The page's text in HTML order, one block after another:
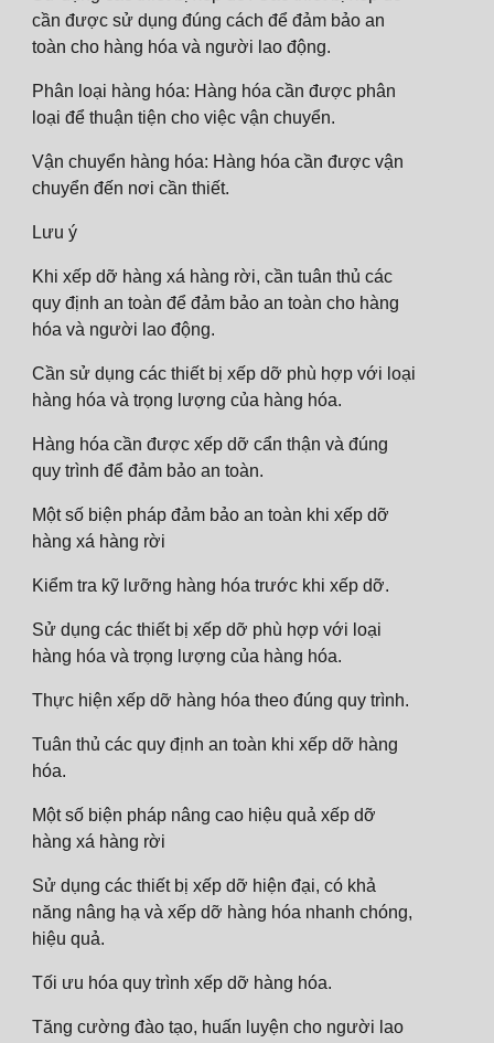
cần được sử dụng đúng cách để đảm bảo an
toàn cho hàng hóa và người lao động.
Phân loại hàng hóa: Hàng hóa cần được phân
loại để thuận tiện cho việc vận chuyển.
Vận chuyển hàng hóa: Hàng hóa cần được vận
chuyển đến nơi cần thiết.
Lưu ý
Khi xếp dỡ hàng xá hàng rời, cần tuân thủ các
quy định an toàn để đảm bảo an toàn cho hàng
hóa và người lao động.
Cần sử dụng các thiết bị xếp dỡ phù hợp với loại
hàng hóa và trọng lượng của hàng hóa.
Hàng hóa cần được xếp dỡ cẩn thận và đúng
quy trình để đảm bảo an toàn.
Một số biện pháp đảm bảo an toàn khi xếp dỡ
hàng xá hàng rời
Kiểm tra kỹ lưỡng hàng hóa trước khi xếp dỡ.
Sử dụng các thiết bị xếp dỡ phù hợp với loại
hàng hóa và trọng lượng của hàng hóa.
Thực hiện xếp dỡ hàng hóa theo đúng quy trình.
Tuân thủ các quy định an toàn khi xếp dỡ hàng
hóa.
Một số biện pháp nâng cao hiệu quả xếp dỡ
hàng xá hàng rời
Sử dụng các thiết bị xếp dỡ hiện đại, có khả
năng nâng hạ và xếp dỡ hàng hóa nhanh chóng,
hiệu quả.
Tối ưu hóa quy trình xếp dỡ hàng hóa.
Tăng cường đào tạo, huấn luyện cho người lao